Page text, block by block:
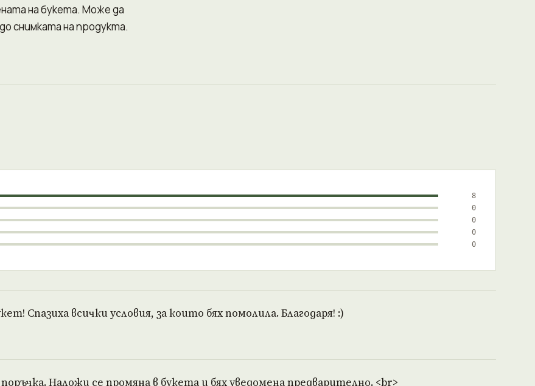
на букета. Може да
снимката на продукта.
8
0
0
0
0
Спазиха всички условия, за които бях помолила. Благодаря! :)
Наложи се промяна в букета и бях уведомена предварително. <br>